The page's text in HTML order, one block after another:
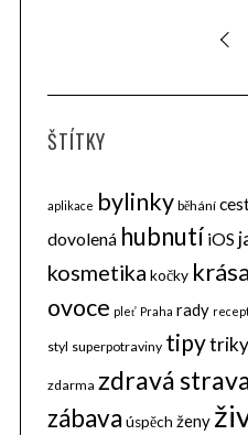
ŠTÍTKY
aplikace bylinky běhání
dovolená hubnutí iOS
kosmetika kočky krása
ovoce pleť Praha rady
styl superpotraviny tipytriky
zdarma zdravá
zábava úspěch ženy